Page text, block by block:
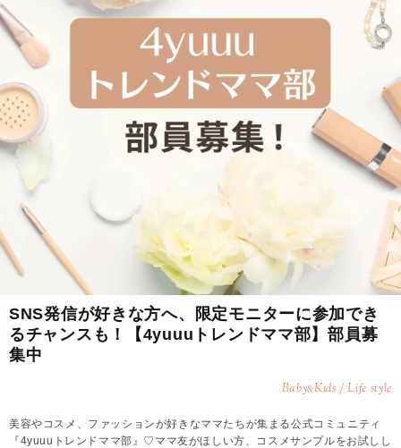
SNS発信が好きな方へ、限定モニターに参加でき
るチャンスも！【4yuuuトレンドママ部】部員募
集中
Baby&Kids / Life style
美容やコスメ、ファッションが好きなママたちが集まる公式コミュニティ
『4yuuuトレンドママ部』♡ママ友がほしい方、コスメサンプルをお試しし